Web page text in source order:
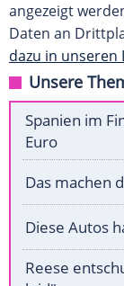
angezeigt
Daten an
dazu in unseren
Unsere
Spanien im
Euro
Das machen
Diese Autos
Reese